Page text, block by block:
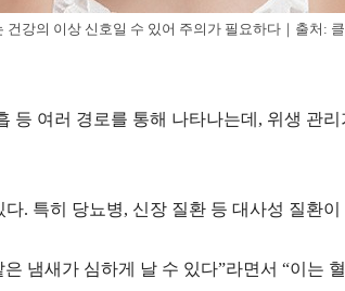
건강의 이상 신호일 수 있어 주의가 필요하다｜출처:
여러 경로를 통해 나타나는데, 위생 관
. 특히 당뇨병, 신장 질환 등 대사성 질환
냄새가 심하게 날 수 있다”라면서 “이는